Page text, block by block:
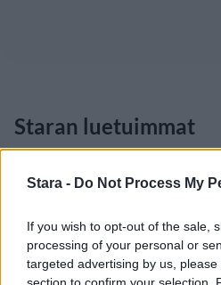
Stara - Do Not Process My
If you wish to opt-out of the sale,
processing of your personal or
targeted advertising by us,
Staran luetuimmat
1